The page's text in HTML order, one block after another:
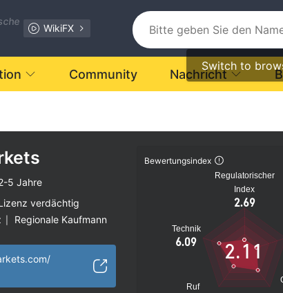
WikiFX
Switch to
Community Nachricht
5 Jahre
verdächtig
Regionale Kaufmann
Bewertungsindex
Regulatorischer
Index
2.69
Technik
6.09
Ruf
2.11